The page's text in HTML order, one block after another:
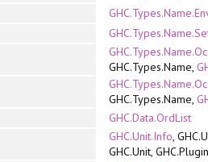
GHC.Types.Name,
GHC.Types.Name,
GHC.Data.OrdList
GHC.Unit.Info,
GHC.Unit,